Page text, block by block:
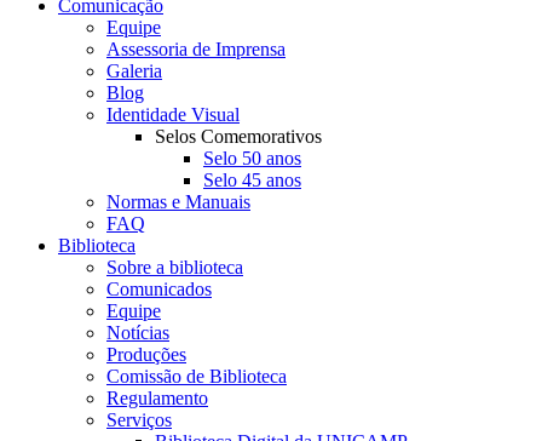
Comunicação
Equipe
Assessoria de Imprensa
Galeria
Blog
Identidade Visual
Selos Comemorativos
Selo 50 anos
Selo 45 anos
Normas e Manuais
FAQ
Biblioteca
Sobre a biblioteca
Comunicados
Equipe
Notícias
Produções
Comissão de Biblioteca
Regulamento
Serviços